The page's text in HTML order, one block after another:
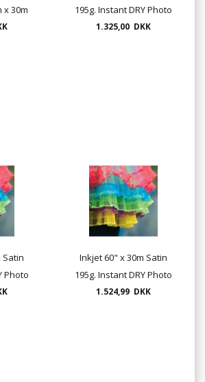
x 30m
195g. Instant DRY Photo
papir
1.325,00 DKK
Satin
Photo
Inkjet 60" x 30m Satin
195g. Instant DRY Photo
papir
1.524,99 DKK